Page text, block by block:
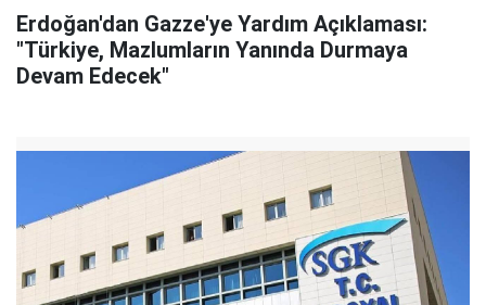
Erdoğan'dan Gazze'ye Yardım Açıklaması:
"Türkiye, Mazlumların Yanında Durmaya
Devam Edecek"